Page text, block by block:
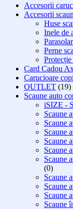
Accesorii
Accesorii
Huse
Inele de
Perne
Card Cadou
Carucioare
OUTLET (19)
Scaune auto
iSIZE -
Scaune
Scaune
Scaune
Scaune
Scaune
Scaune
(0)
Scaune
Scaune
Scaune
Scaune